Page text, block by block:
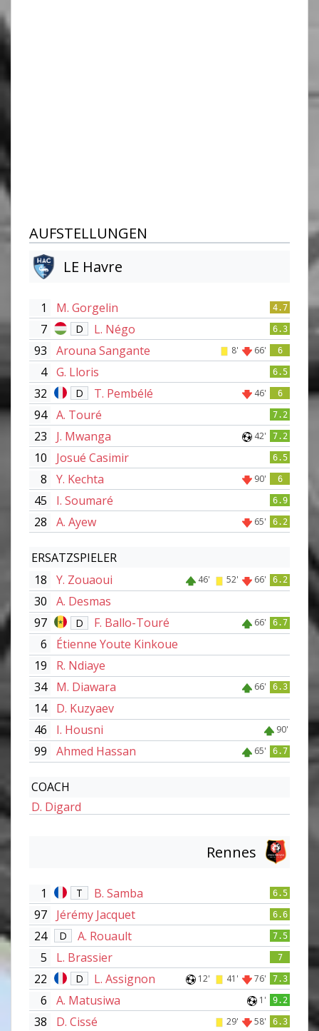
AUFSTELLUNGEN
LE Havre
1 M. Gorgelin 4.7
7 D L. Négo 6.3
93 Arouna Sangante 8' 66' 6
4 G. Lloris 6.5
32 D T. Pembélé 46' 6
94 A. Touré 7.2
23 J. Mwanga 42' 7.2
10 Josué Casimir 6.5
8 Y. Kechta 90' 6
45 I. Soumaré 6.9
28 A. Ayew 65' 6.2
ERSATZSPIELER
18
Y. Zouaoui 46' 52' 66' 6.2
30
A. Desmas
97
D F. Ballo-Touré 66' 6.7
6
Étienne Youte Kinkoue
19
R. Ndiaye
34
M. Diawara 66' 6.3
14
D. Kuzyaev
46
I. Housni 90'
99 Ahmed Hassan 65' 6.7
COACH
D. Digard
Rennes
1 T B. Samba 6.5
97 Jérémy Jacquet 6.6
24 D A. Rouault 7.5
5 L. Brassier 7
22 D L. Assignon 12' 41' 76' 7.3
6 A. Matusiwa 1' 9.2
38 D. Cissé 29' 58' 6.3